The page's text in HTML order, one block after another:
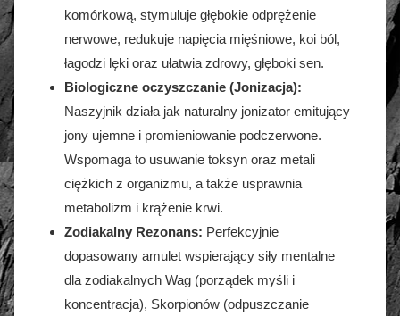
komórkową, stymuluje głębokie odprężenie
nerwowe, redukuje napięcia mięśniowe, koi ból,
łagodzi lęki oraz ułatwia zdrowy, głęboki sen.
Biologiczne oczyszczanie (Jonizacja):
Naszyjnik działa jak naturalny jonizator emitujący
jony ujemne i promieniowanie podczerwone.
Wspomaga to usuwanie toksyn oraz metali
ciężkich z organizmu, a także usprawnia
metabolizm i krążenie krwi.
Zodiakalny Rezonans: Perfekcyjnie
dopasowany amulet wspierający siły mentalne
dla zodiakalnych Wag (porządek myśli i
koncentracja), Skorpionów (odpuszczanie